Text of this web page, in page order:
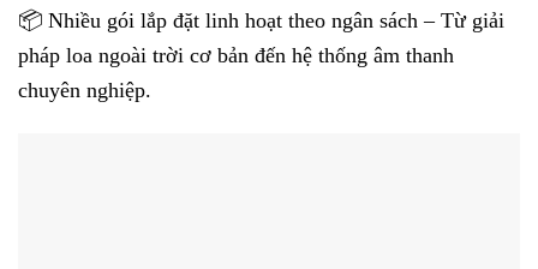
📦 Nhiều gói lắp đặt linh hoạt theo ngân sách – Từ giải
pháp loa ngoài trời cơ bản đến hệ thống âm thanh
chuyên nghiệp.